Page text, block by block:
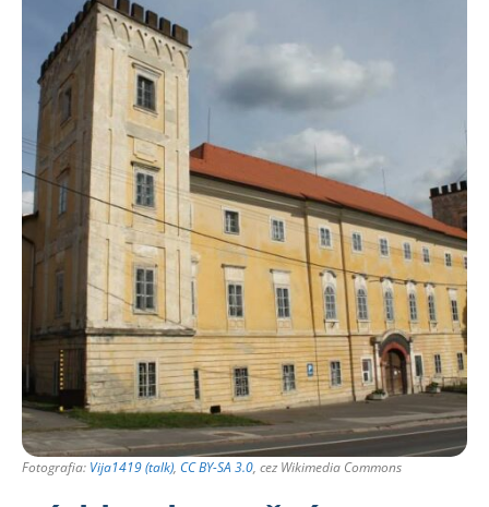
Fotografia: Vija1419 (talk), CC BY-SA 3.0, cez Wikimedia Commons